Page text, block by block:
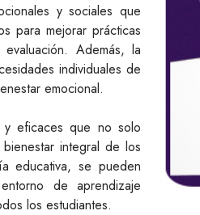
y sociales que
para mejorar prácticas
Además, la
individuales de
emocional.
y eficaces que no solo
integral de los
educativa, se pueden
de aprendizaje
los estudiantes.